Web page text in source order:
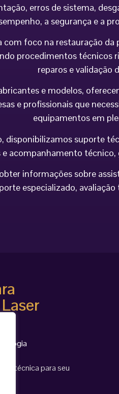
erros de sistema,
a segurança e a
foco na restauração
procedimentos
reparos e validação
e modelos,
e profissionais que
equipamentos em
disponibilizamos suporte
acompanhamento
informações sobre
especializado,
técnica para seu